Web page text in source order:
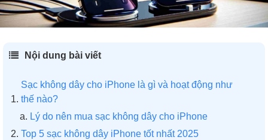
Nội dung bài viết
Sạc không dây cho iPhone là gì và hoạt động như
thế nào?
Lý do nên mua sạc không dây cho iPhone
Top 5 sạc không dây iPhone tốt nhất 2025